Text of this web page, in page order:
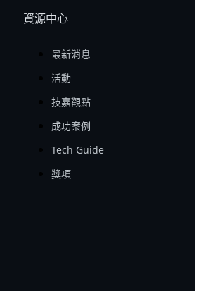
資源中心
最新消息
活動
技嘉觀點
成功案例
Tech Guide
獎項